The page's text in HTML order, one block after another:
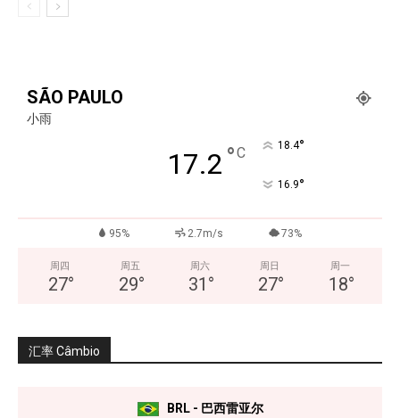
SÃO PAULO
小雨
17.2 °C 18.4°
16.9°
95% 2.7m/s 73%
周四
27°
周五
29°
周六
31 °
周日
27°
周一
18°
汇率 Câmbio
BRL - 巴西雷亚尔